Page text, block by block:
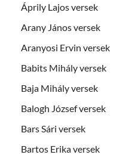
Áprily Lajos versek
Arany János versek
Aranyosi Ervin versek
Babits Mihály versek
Baja Mihály versek
Balogh József versek
Bars Sári versek
Bartos Erika versek